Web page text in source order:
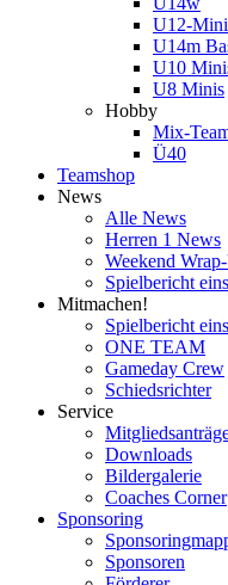
U12-
U14m
U10
U8 Minis
Hobby
Mix-
Ü40
Teamshop
News
Alle News
Herren 1 News
Weekend
Spielbericht
Mitmachen!
Spielbericht
ONE TEAM
Gameday Crew
Schiedsrichter
Service
Downloads
Bildergalerie
Coaches Corner
Sponsoring
Sponsoren